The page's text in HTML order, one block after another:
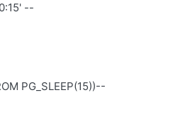
--
PG_SLEEP(15))--